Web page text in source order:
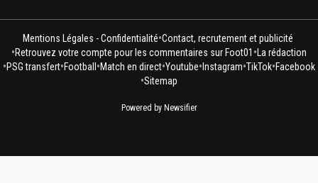
Mentions Légales - Confidentialité•Contact, recrutement et publicité
•Retrouvez votre compte pour les commentaires sur Foot01 •La rédaction
•PSG transfert•Football •Match en direct•Youtube• Instagram•TikTok•Facebook
•Sitemap
Powered by Newsifier